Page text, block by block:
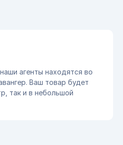
агенты находятся во
Ваш товар будет
так и в небольшой